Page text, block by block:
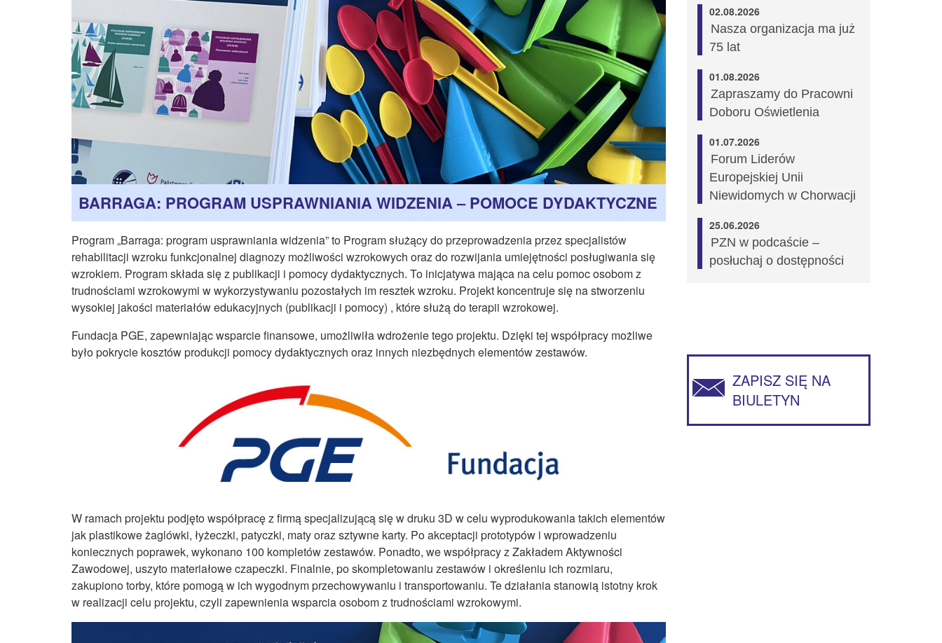
BARRAGA: PROGRAM USPRAWNIANIA WIDZENIA – POMOCE DYDAKTYCZNE
Program „Barraga: program usprawniania widzenia” to Program służący do przeprowadzenia przez specjalistów
rehabilitacji wzroku funkcjonalnej diagnozy możliwości wzrokowych oraz do rozwijania umiejętności posługiwania się
wzrokiem. Program składa się z publikacji i pomocy dydaktycznych. To inicjatywa mająca na celu pomoc osobom z
trudnościami wzrokowymi w wykorzystywaniu pozostałych im resztek wzroku. Projekt koncentruje się na stworzeniu
wysokiej jakości materiałów edukacyjnych (publikacji i pomocy) , które służą do terapii wzrokowej.
Fundacja PGE, zapewniając wsparcie finansowe, umożliwiła wdrożenie tego projektu. Dzięki tej współpracy możliwe
było pokrycie kosztów produkcji pomocy dydaktycznych oraz innych niezbędnych elementów zestawów.
W ramach projektu podjęto współpracę z firmą specjalizującą się w druku 3D w celu wyprodukowania takich elementów
jak plastikowe żaglówki, łyżeczki, patyczki, maty oraz sztywne karty. Po akceptacji prototypów i wprowadzeniu
koniecznych poprawek, wykonano 100 kompletów zestawów. Ponadto, we współpracy z Zakładem Aktywności
Zawodowej, uszyto materiałowe czapeczki. Finalnie, po skompletowaniu zestawów i określeniu ich rozmiaru,
zakupiono torby, które pomogą w ich wygodnym przechowywaniu i transportowaniu. Te działania stanowią istotny krok
w realizacji celu projektu, czyli zapewnienia wsparcia osobom z trudnościami wzrokowymi.
02.08.2026
Nasza organizacja ma już
75 lat
01.08.2026
Zapraszamy do Pracowni
Doboru Oświetlenia
01.07.2026
Forum Liderów
Europejskiej Unii
Niewidomych w Chorwacji
25.06.2026
PZN w podcaście –
posłuchaj o dostępności
ZAPISZ SIĘ NA
BIULETYN